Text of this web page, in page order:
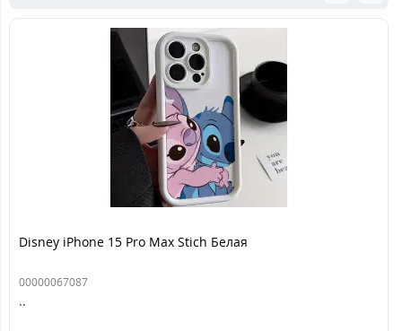
Disney iPhone 15 Pro Max Stich Белая
00000067087
..